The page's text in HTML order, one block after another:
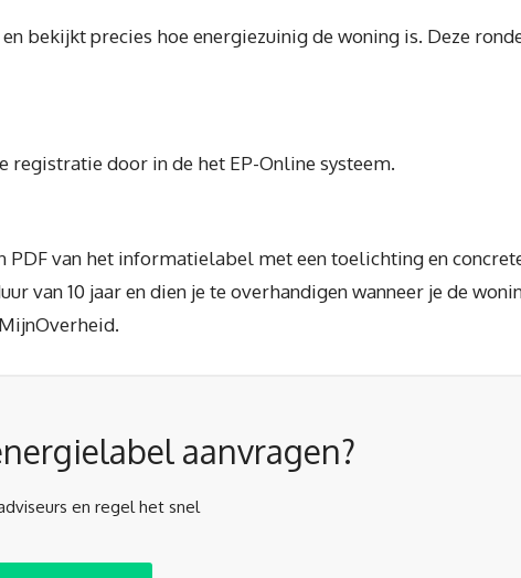
bekijkt precies hoe energiezuinig de woning is. Deze
registratie door in de het EP-Online systeem.
PDF van het informatielabel met een toelichting en
van 10 jaar en dien je te overhandigen wanneer je de
aanvragen?
en regel het snel